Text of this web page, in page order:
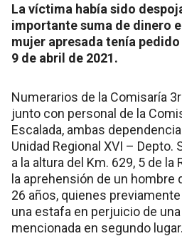
La víctima había sido
importante suma de dinero
mujer apresada tenía
9 de abril de 2021.
Numerarios de la Comisaría
junto con personal de la
Escalada, ambas
Unidad Regional XVI – Depto.
a la altura del Km. 629, 5 de la
la aprehensión de un hombre
26 años, quienes
una estafa en perjuicio de
mencionada en segundo lugar.